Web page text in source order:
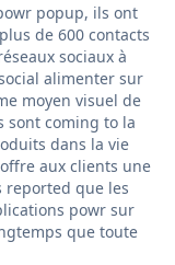
popup, ils ont
de 600 contacts
sociaux à
alimenter sur
moyen visuel de
sont coming to la
dans la vie
aux clients une
reported que les
powr sur
que toute